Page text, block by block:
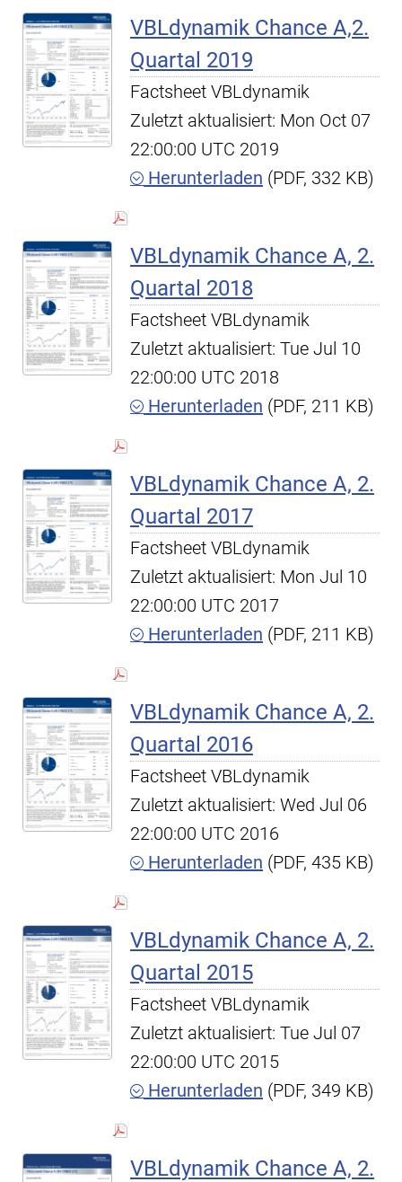
VBLdynamik Chance A,2.
Quartal 2019
Factsheet VBLdynamik
Zuletzt aktualisiert: Mon Oct 07
22:00:00 UTC 2019
Herunterladen (PDF, 332 KB)
VBLdynamik Chance A, 2.
Quartal 2018
Factsheet VBLdynamik
Zuletzt aktualisiert: Tue Jul 10
22:00:00 UTC 2018
Herunterladen (PDF, 211 KB)
VBLdynamik Chance A, 2.
Quartal 2017
Factsheet VBLdynamik
Zuletzt aktualisiert: Mon Jul 10
22:00:00 UTC 2017
Herunterladen (PDF, 211 KB)
VBLdynamik Chance A, 2.
Quartal 2016
Factsheet VBLdynamik
Zuletzt aktualisiert: Wed Jul 06
22:00:00 UTC 2016
Herunterladen (PDF, 435 KB)
VBLdynamik Chance A, 2.
Quartal 2015
Factsheet VBLdynamik
Zuletzt aktualisiert: Tue Jul 07
22:00:00 UTC 2015
Herunterladen (PDF, 349 KB)
VBLdynamik Chance A, 2.